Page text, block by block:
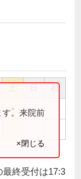
祝
す。来院前
×閉じる
終受付は17:3